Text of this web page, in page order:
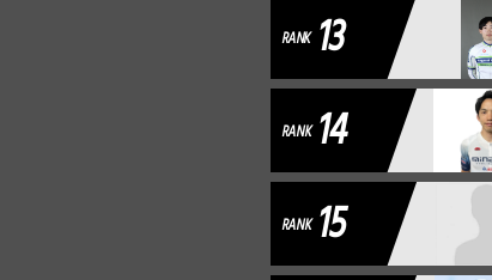
RANK 13
RANK 14
RANK 15